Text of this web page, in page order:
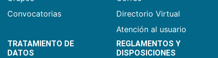
Convocatorias
Directorio Virtual
Atención al usuario
TRATAMIENTO DE
DATOS
REGLAMENTOS Y
DISPOSICIONES